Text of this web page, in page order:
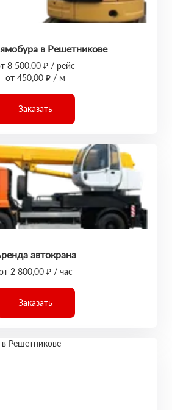
в Решетникове
8 500,00 ₽ / рейс
от 450,00 ₽ / м
Заказать
автокрана
2 800,00 ₽ / час
Заказать